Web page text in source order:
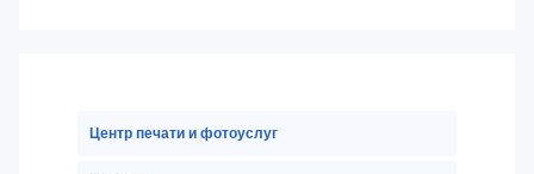
Центр печати и фотоуслуг